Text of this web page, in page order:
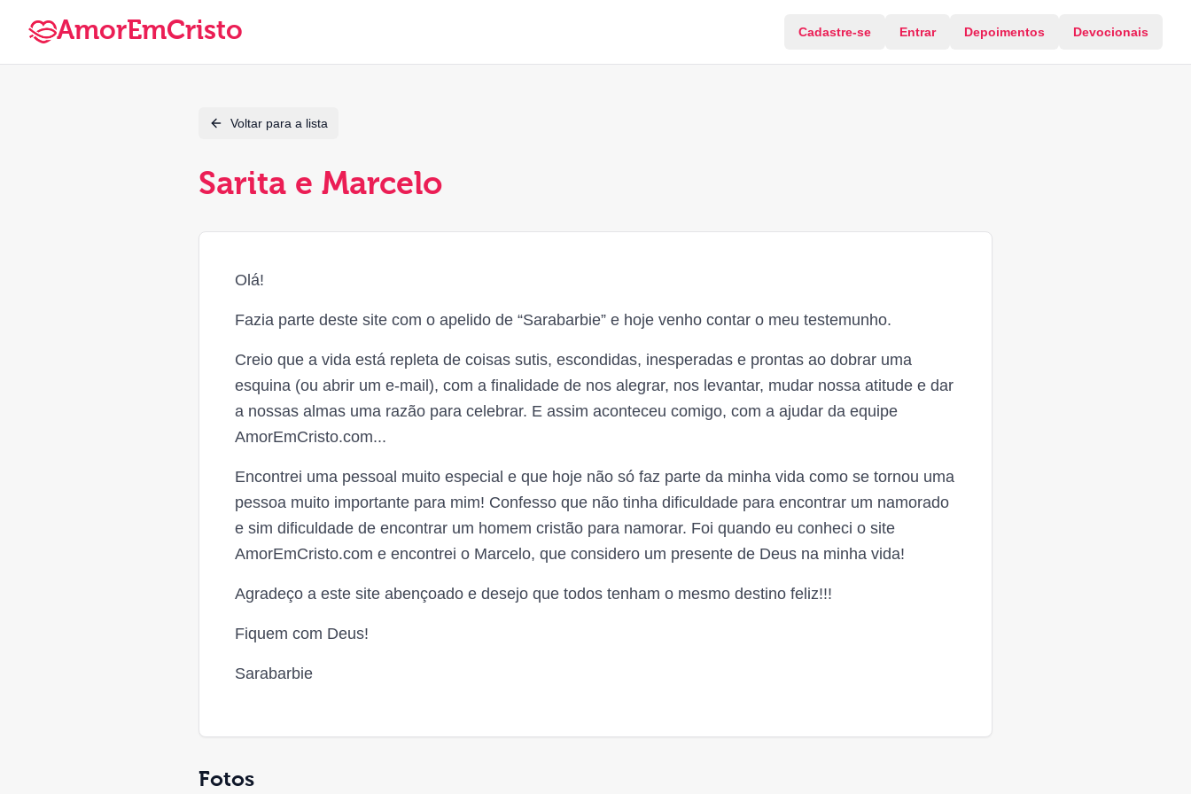
AmorEmCristo Cadastre-se Entrar Depoimentos Devocionais
Voltar para a lista
Sarita e Marcelo
Olá!
Fazia parte deste site com o apelido de “Sarabarbie” e hoje venho contar o meu testemunho.
Creio que a vida está repleta de coisas sutis, escondidas, inesperadas e prontas ao dobrar uma
esquina (ou abrir um e-mail), com a finalidade de nos alegrar, nos levantar, mudar nossa atitude e dar
a nossas almas uma razão para celebrar. E assim aconteceu comigo, com a ajudar da equipe
AmorEmCristo.com...
Encontrei uma pessoal muito especial e que hoje não só faz parte da minha vida como se tornou uma
pessoa muito importante para mim! Confesso que não tinha dificuldade para encontrar um namorado
e sim dificuldade de encontrar um homem cristão para namorar. Foi quando eu conheci o site
AmorEmCristo.com e encontrei o Marcelo, que considero um presente de Deus na minha vida!
Agradeço a este site abençoado e desejo que todos tenham o mesmo destino feliz!!!
Fiquem com Deus!
Sarabarbie
Fotos